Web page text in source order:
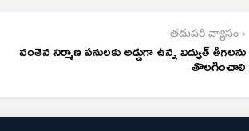
తదుపరి వ్యాసం ›
వంతెన నిర్మాణ పనులకు అడ్డుగా ఉన్న విద్యుత్ తీగలను
తొలగించాలి